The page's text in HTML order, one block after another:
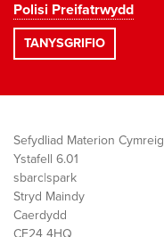
Polisi Preifatrwydd
Sefydliad Materion Cymreig
Ystafell 6.01
sbarc|spark
Stryd Maindy
Caerdydd
CF24 4HQ